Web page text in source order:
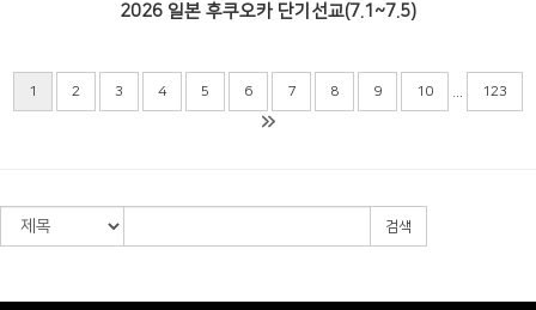
2026 일본 후쿠오카 단기선교(7.1~7.5)
1 2 3 4 5 6 7 8 9 10 123
검색